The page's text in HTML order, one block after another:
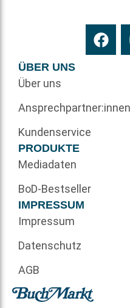
ÜBER UNS
Über uns
Ansprechpartner:innen
Kundenservice
PRODUKTE
Mediadaten
BoD-Bestseller
IMPRESSUM
Impressum
Datenschutz
AGB